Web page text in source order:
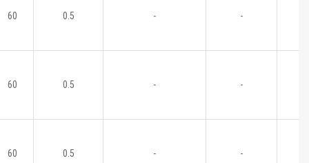
60 0.5 - -
60 0.5 - -
60 0.5 - -